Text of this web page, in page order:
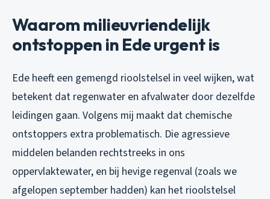
Waarom milieuvriendelijk
ontstoppen in Ede urgent is
Ede heeft een gemengd rioolstelsel in veel wijken, wat
betekent dat regenwater en afvalwater door dezelfde
leidingen gaan. Volgens mij maakt dat chemische
ontstoppers extra problematisch. Die agressieve
middelen belanden rechtstreeks in ons
oppervlaktewater, en bij hevige regenval (zoals we
afgelopen september hadden) kan het rioolstelsel